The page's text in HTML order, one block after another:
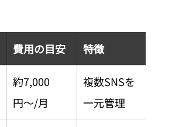
費用の目安 特徴
約7,000
円〜/月
複数SNSを
一元管理